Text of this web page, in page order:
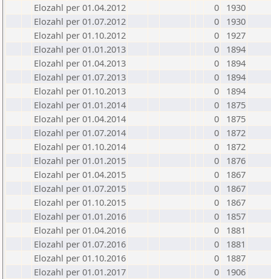
Elozahl per 01.04.2012
0
1930
Elozahl per 01.07.2012
0
1930
Elozahl per 01.10.2012
0
1927
Elozahl per 01.01.2013
0
1894
Elozahl per 01.04.2013
0
1894
Elozahl per 01.07.2013
0
1894
Elozahl per 01.10.2013
0
1894
Elozahl per 01.01.2014
0
1875
Elozahl per 01.04.2014
0
1875
Elozahl per 01.07.2014
0
1872
Elozahl per 01.10.2014
0
1872
Elozahl per 01.01.2015
0
1876
Elozahl per 01.04.2015
0
1867
Elozahl per 01.07.2015
0
1867
Elozahl per 01.10.2015
0
1867
Elozahl per 01.01.2016
0
1857
Elozahl per 01.04.2016
0
1881
Elozahl per 01.07.2016
0
1881
Elozahl per 01.10.2016
0
1887
Elozahl per 01.01.2017
0
1906